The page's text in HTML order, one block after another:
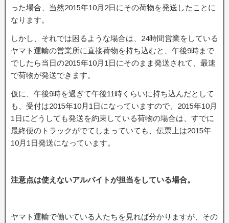
った場合、当然2015年10月2日にその荷物を発送したことに
なります。
しかし、それでは困るような場合は、24時間営業をしている
ヤマト運輸の営業所に直接荷物を持ち込むと、午後9時まで
でしたら当日の2015年10月1日にそのまま発送されて、最速
で荷物が発送できます。
仮に、午後9時を過ぎて午後11時くらいに持ち込んだとして
も、受付は2015年10月1日になっていますので、2015年10月
1日にどうしても発送を約束している荷物の場合は、すでに
最終便のトラックがでてしまっていても、伝票上は2015年
10月1日発送になっています。
注意点は使えないアルバイトが担当をしている場合。
ヤマト運輸で働いている人たちを見れば分かりますが、その